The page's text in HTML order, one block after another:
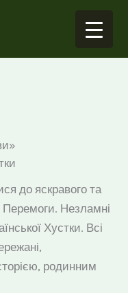
до яскравого та
Незламні
Хустки. Всі
родинним